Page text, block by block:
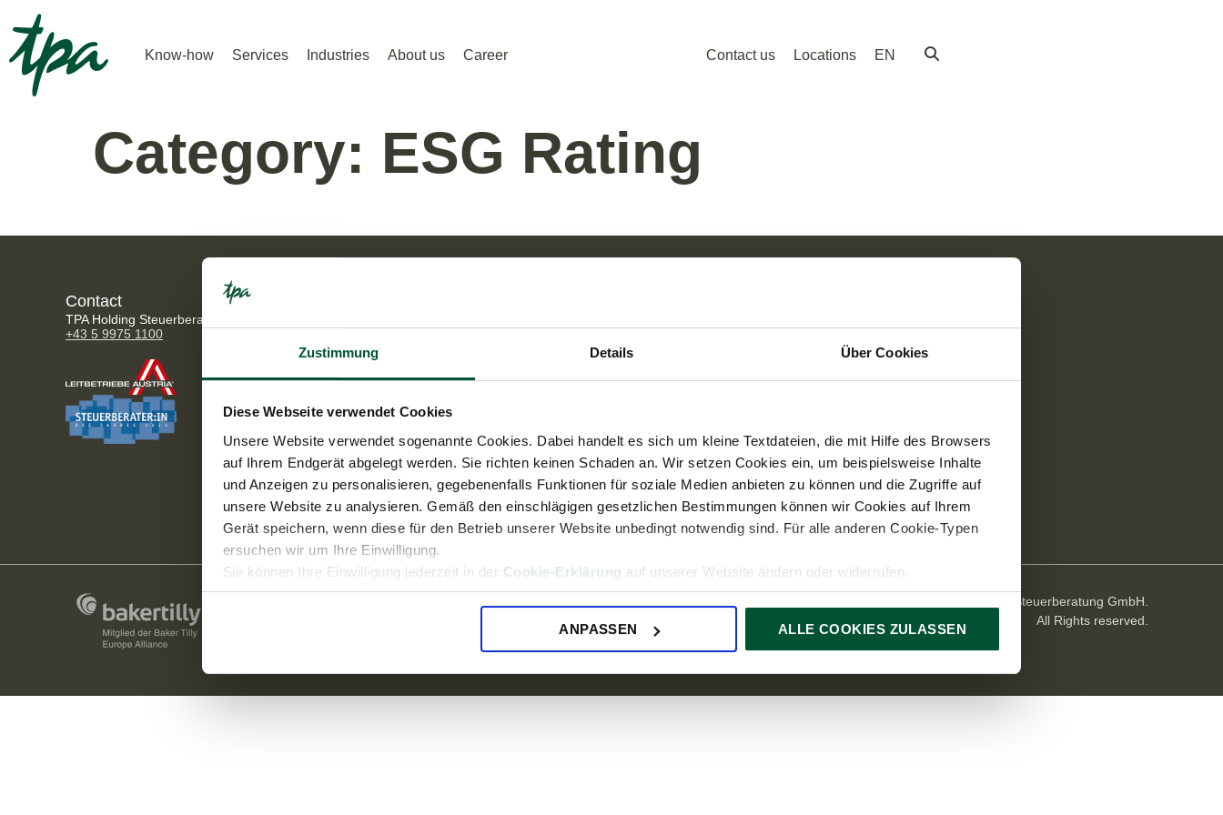
Zustimmung Details Über Cookies
Diese Webseite verwendet Cookies
Unsere Website verwendet sogenannte Cookies. Dabei handelt es sich um kleine Textdateien, die mit Hilfe des Browsers
auf Ihrem Endgerät abgelegt werden. Sie richten keinen Schaden an. Wir setzen Cookies ein, um beispielsweise Inhalte
und Anzeigen zu personalisieren, gegebenenfalls Funktionen für soziale Medien anbieten zu können und die Zugriffe auf
unsere Website zu analysieren. Gemäß den einschlägigen gesetzlichen Bestimmungen können wir Cookies auf Ihrem
Gerät speichern, wenn diese für den Betrieb unserer Website unbedingt notwendig sind. Für alle anderen Cookie-Typen
ersuchen wir um Ihre Einwilligung.
Sie können Ihre Einwilligung jederzeit in der Cookie-Erklärung auf unserer Website ändern oder widerrufen.
ANPASSEN ALLE COOKIES ZULASSEN
Know-how Services Industries About us Career Contact us Locations EN
Category: ESG Rating
Contact
TPA Holding Steuerberatung GmbH
+43 5 9975 1100
Fr: 08:00 – 14:00
Know-how
Services
Industries
Press
Career
Imprint Privacy Statement Disclaimer
© 2026 TPA Holding Steuerberatung GmbH.
All Rights reserved.